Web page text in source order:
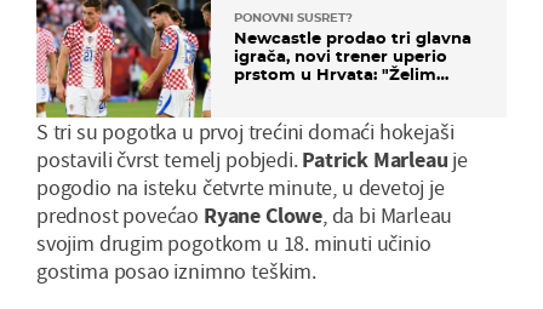
PONOVNI SUSRET?
Newcastle prodao tri glavna
igrača, novi trener uperio
prstom u Hrvata: "Želim
S tri su pogotka u prvoj trećini domaći hokejaši
postavili čvrst temelj pobjedi.Patrick Marleau je
pogodio na isteku četvrte minute, u devetoj je
prednost povećao Ryane Clowe, da bi Marleau
svojim drugim pogotkom u 18. minuti učinio
gostima posao iznimno teškim.